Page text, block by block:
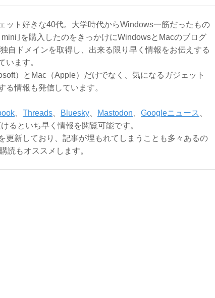
ット好きな40代。大学時代からWindows一筋だったもの
｣を購入したのをきっかけにWindowsとMacのブログ
自ドメインを取得し、出来る限り早く情報をお伝えする
います。
）とMac（Apple）だけでなく、気になるガジェット
る情報も発信しています。
、 Threads、 Bluesky、 Mastodon、 Googleニュース 、
るといち早く情報を閲覧可能です。
更新しており、記事が埋もれてしまうことも多々あるの
読もオススメします。